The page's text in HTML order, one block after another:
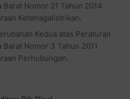
Nomor 21 Tahun 2014
Ketenagalistrikan.
Kedua atas Peraturan
Nomor 3 Tahun 2011
Perhubungan.